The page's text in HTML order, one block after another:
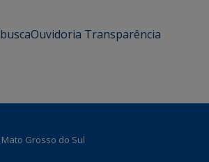
Ouvidoria Transparência
Grosso do Sul